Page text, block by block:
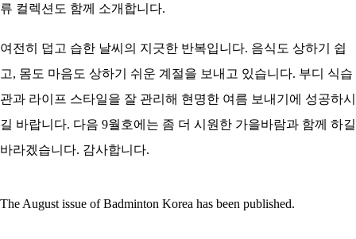
류 컬렉션도 함께 소개합니다.
여전히 덥고 습한 날씨의 지긋한 반복입니다. 음식도 상하기 쉽
고, 몸도 마음도 상하기 쉬운 계절을 보내고 있습니다. 부디 식습
관과 라이프 스타일을 잘 관리해 현명한 여름 보내기에 성공하시
길 바랍니다. 다음 9월호에는 좀 더 시원한 가을바람과 함께 하길
바라겠습니다. 감사합니다.
The August issue of Badminton Korea has been published.